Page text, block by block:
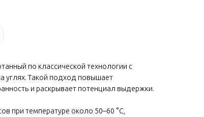
по классической технологии с
Такой подход повышает
и раскрывает потенциал выдержки.
при температуре около 50–60 °C,